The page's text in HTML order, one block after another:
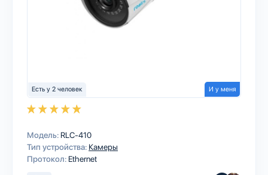
Есть у 2 человек И у меня
Модель: RLC-410
Тип устройства: Камеры
Протокол: Ethernet